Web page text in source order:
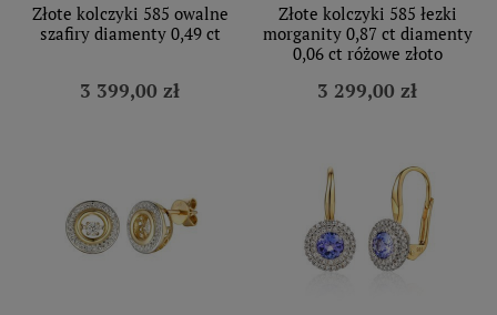
Złote kolczyki 585 owalne
szafiry diamenty 0,49 ct
3 399,00 zł
Złote kolczyki 585 łezki
morganity 0,87 ct diamenty
0,06 ct różowe złoto
3 299,00 zł